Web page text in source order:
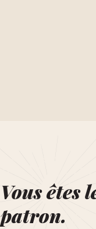
Vous êtes
patron.